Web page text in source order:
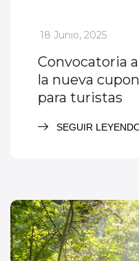
_
18 Junio, 2025
Convocatoria
la nueva
para turistas
SEGUIR